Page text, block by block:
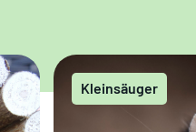
Kleinsäuger